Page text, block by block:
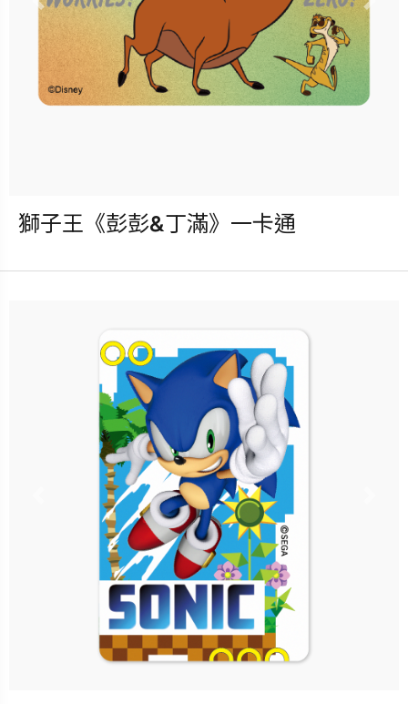
Previous
發行：2025-09-17
卡種：一卡通儲值卡-普通卡
立即購買
更多銷售據點
獅子王《彭彭&丁滿》一卡通
Previous